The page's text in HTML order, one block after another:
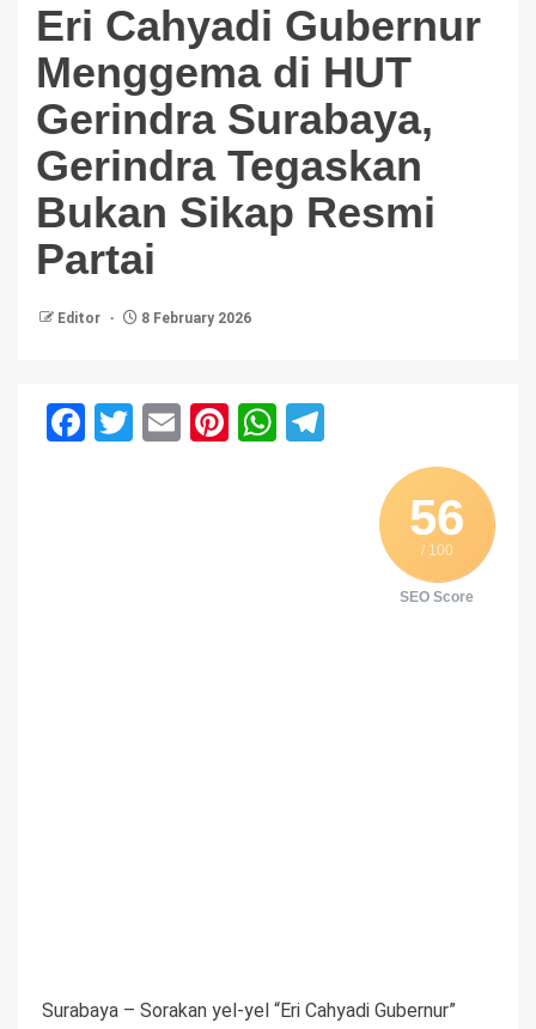
Eri Cahyadi Gubernur
Menggema di HUT
Gerindra Surabaya,
Gerindra Tegaskan
Bukan Sikap Resmi
Partai
Editor 8 February 2026
Facebook
Twitter
EmailPinterest
WhatsApp
56
/ 100
SEO Score
Surabaya – Sorakan yel-yel “Eri Cahyadi Gubernur”